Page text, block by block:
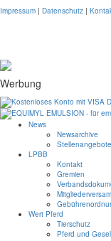
Impressum | Datenschutz |
Werbung
News
Newsarchive
Stellenangebote
LPBB
Kontakt
Gremien
Wert Pferd
Tierschutz
Pferd und